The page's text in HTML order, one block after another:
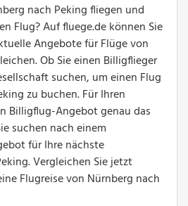
nach Peking fliegen und
Flug? Auf fluege.de können Sie
Angebote für Flüge von
Ob Sie einen Billigflieger
suchen, um einen Flug
zu buchen. Für Ihren
Billigflug-Angebot genau das
suchen nach einem
für Ihre nächste
Vergleichen Sie jetzt
Flugreise von Nürnberg nach